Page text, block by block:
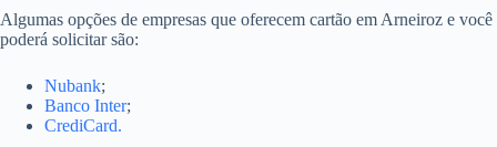
Algumas opções de empresas que oferecem cartão em Arneiroz e você
poderá solicitar são:
Nubank;
Banco Inter;
CrediCard.